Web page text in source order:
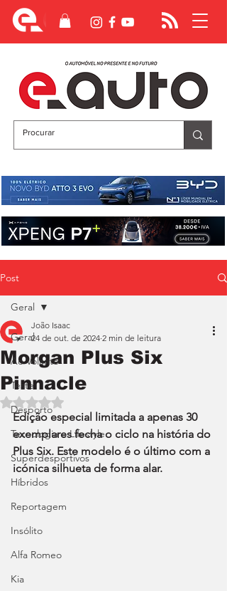
Post
Geral
Ao Volante
Teste
Desporto
Tecnologia e Lifestyle
Superdesportivos
Híbridos
Reportagem
Insólito
Alfa Romeo
Kia
Geral
Morgan Plus Six
Pinnacle
João Isaac
24 de out. de 2024 2 min de leitura
Avaliado com NaN de 5 estrelas.
Edição especial limitada a apenas 30
exemplares fecha o ciclo na história do
Plus Six. Este modelo é o último com a
icónica silhueta de forma alar.